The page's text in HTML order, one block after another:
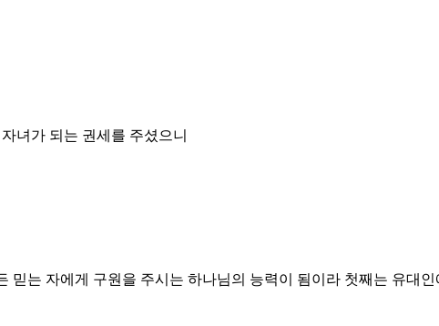
녀가 되는 권세를 주셨으니
믿는 자에게 구원을 주시는 하나님의 능력이 됨이라 첫째는 유대